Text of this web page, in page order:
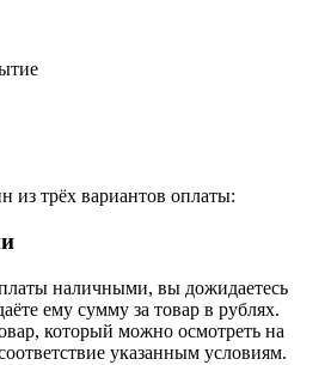
из трёх вариантов оплаты:
наличными, вы дожидаетесь
ему сумму за товар в рублях.
который можно осмотреть на
указанным условиям.